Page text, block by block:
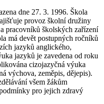
dne 27. 3. 1996. Škola
provoz školní družiny
pracovníků školských zařízení
má devět postupných ročníků
jazyků anglického,
jazyků je zavedena od roku
cizojazyčná výuka
výchova, zeměpis, dějepis).
všem žákům
pro jejich zdravý